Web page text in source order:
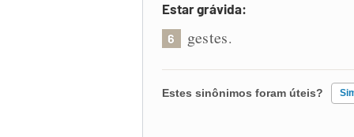
Estar grávida:
6 gestes.
Estes sinônimos foram úteis?